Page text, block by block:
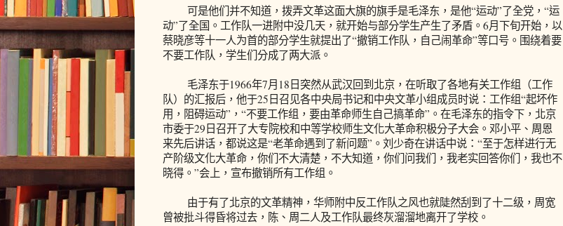
可是他们并不知道，拨弄文革这面大旗的旗手是毛泽东，是他“运动”了全党，“运
动”了全国。工作队一进附中没几天，就开始与部分学生产生了矛盾。6月下旬开始，以
蔡晓彦等十一人为首的部分学生就提出了“撤销工作队，自己闹革命”等口号。围绕着要
不要工作队，学生们分成了两大派。
毛泽东于1966年7月18日突然从武汉回到北京，在听取了各地有关工作组（工作
队）的汇报后，他于25日召见各中央局书记和中央文革小组成员时说：工作组“起坏作
用，阻碍运动”，“不要工作组，要由革命师生自己搞革命”。在毛泽东的指令下，北京
市委于29日召开了大专院校和中等学校师生文化大革命积极分子大会。邓小平、周恩
来先后讲话，都说这是“老革命遇到了新问题”。刘少奇在讲话中说：“至于怎样进行无
产阶级文化大革命，你们不大清楚，不大知道，你们问我们，我老实回答你们，我也不
晓得。”会上，宣布撤销所有工作组。
由于有了北京的文革精神，华师附中反工作队之风也就陡然刮到了十二级，周宽
曾被批斗得昏将过去，陈、周二人及工作队最终灰溜溜地离开了学校。